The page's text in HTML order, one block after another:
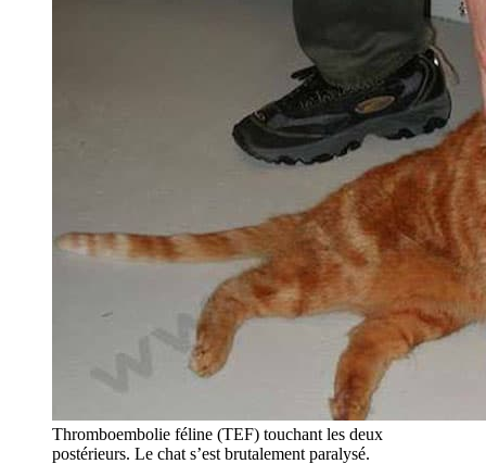
Thromboembolie féline (TEF) touchant les deux
postérieurs. Le chat s’est brutalement paralysé.